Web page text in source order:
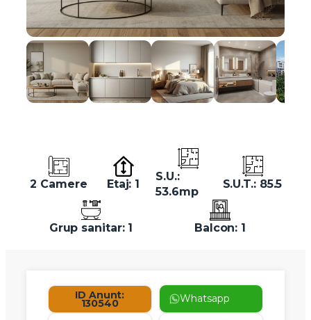
2 Camere Etaj: 1
S.U.:
53.6mp
S.U.T.: 85.5
Grup sanitar: 1 Balcon: 1
ID Anunt:
130540 Whatsapp